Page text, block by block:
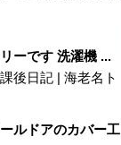
ーです 洗濯機 ...
後日記 | 海老名ト
ルドアのカバー工